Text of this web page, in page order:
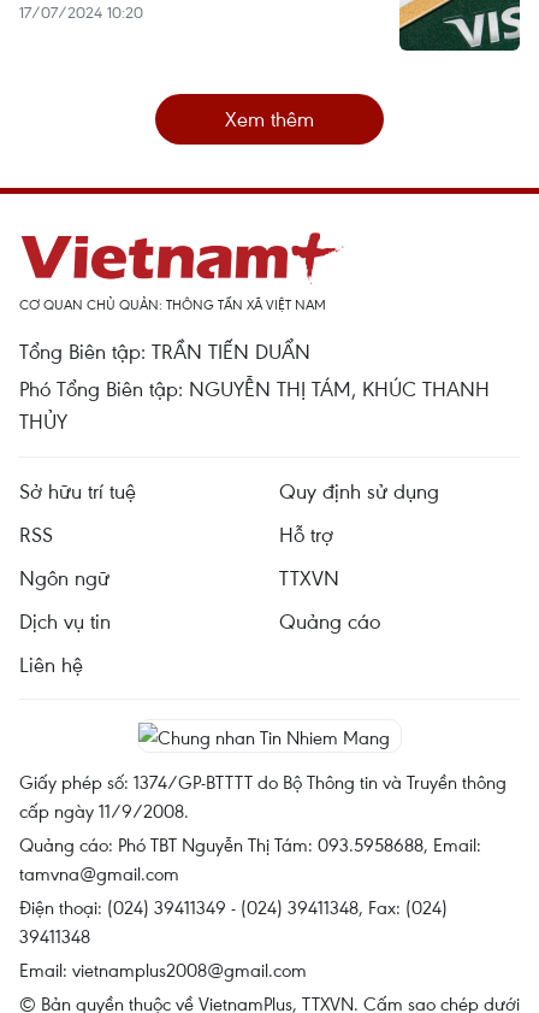
17/07/2024 10:20
Xem thêm
CƠ QUAN CHỦ QUẢN: THÔNG TẤN XÃ VIỆT NAM
Tổng Biên tập: TRẦN TIẾN DUẨN
Phó Tổng Biên tập: NGUYỄN THỊ TÁM, KHÚC THANH
THỦY
Sở hữu trí tuệ
Quy định sử dụng
RSS
Hỗ trợ
Ngôn ngữ
TTXVN
Dịch vụ tin
Quảng cáo
Liên hệ
Giấy phép số: 1374/GP-BTTTT do Bộ Thông tin và Truyền thông
cấp ngày 11/9/2008.
Quảng cáo: Phó TBT Nguyễn Thị Tám: 093.5958688, Email:
tamvna@gmail.com
Điện thoại: (024) 39411349 - (024) 39411348, Fax: (024)
39411348
Email: vietnamplus2008@gmail.com
© Bản quyền thuộc về VietnamPlus, TTXVN. Cấm sao chép dưới